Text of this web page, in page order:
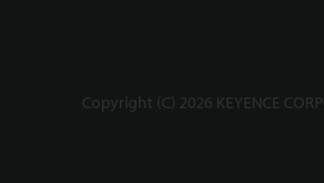
Copyright (C) 2026 KEYENCE